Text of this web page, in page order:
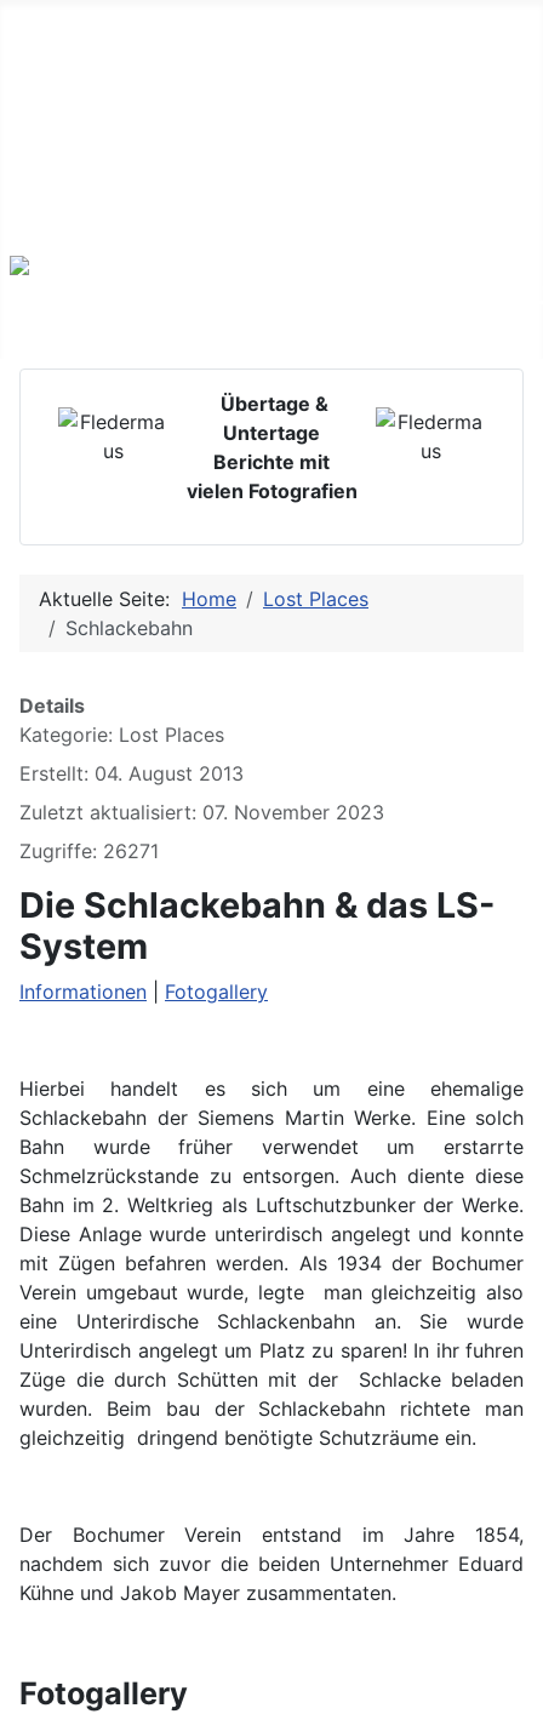
Übertage &
Untertage
Berichte mit
vielen Fotografien
Aktuelle Seite: Home
Lost Places
Schlackebahn
Details
Kategorie: Lost Places
Erstellt: 04. August 2013
Zuletzt aktualisiert: 07. November 2023
Zugriffe: 26271
Die Schlackebahn & das LS-
System
Informationen Fotogallery
Hierbei handelt es sich um eine ehemalige
Schlackebahn der Siemens Martin Werke. Eine solch
Bahn wurde früher verwendet um erstarrte
Schmelzrückstande zu entsorgen. Auch diente diese
Bahn im 2. Weltkrieg als Luftschutzbunker der Werke.
Diese Anlage wurde unterirdisch angelegt und konnte
mit Zügen befahren werden. Als 1934 der Bochumer
Verein umgebaut wurde, legte man gleichzeitig also
eine Unterirdische Schlackenbahn an. Sie wurde
Unterirdisch angelegt um Platz zu sparen! In ihr fuhren
Züge die durch Schütten mit der Schlacke beladen
wurden. Beim bau der Schlackebahn richtete man
gleichzeitig dringend benötigte Schutzräume ein.
Der Bochumer Verein entstand im Jahre 1854,
nachdem sich zuvor die beiden Unternehmer Eduard
Kühne und Jakob Mayer zusammentaten.
Fotogallery